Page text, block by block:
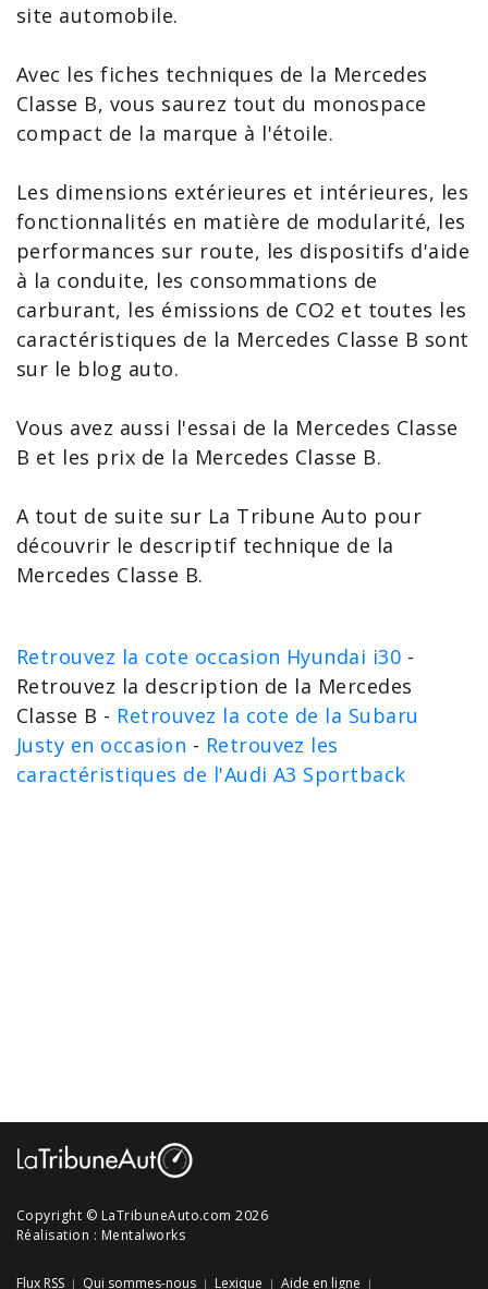
site automobile.
Avec lesfiches techniques de la Mercedes
Classe B, vous saurez tout du monospace
compact de la marque à l'étoile.
Les dimensions extérieures et intérieures, les
fonctionnalités en matière de modularité, les
performances sur route, les dispositifs d'aide
à la conduite, les consommations de
carburant, les émissions de CO2 et toutes les
caractéristiques de la Mercedes Classe B sont
sur le blog auto.
Vous avez aussi l'essai de la Mercedes Classe
B et les prix de la Mercedes Classe B.
A tout de suite sur La Tribune Auto pour
découvrir le descriptif technique de la
Mercedes Classe B.
Retrouvez la cote occasion Hyundai i30 -
Retrouvez la description de la Mercedes
Classe B - Retrouvez la cote de la Subaru
Justy en occasion - Retrouvez les
caractéristiques de l'Audi A3 Sportback
Copyright © LaTribuneAuto.com 2026
Réalisation : Mentalworks
Flux RSS Qui sommes-nous Lexique Aide en ligne